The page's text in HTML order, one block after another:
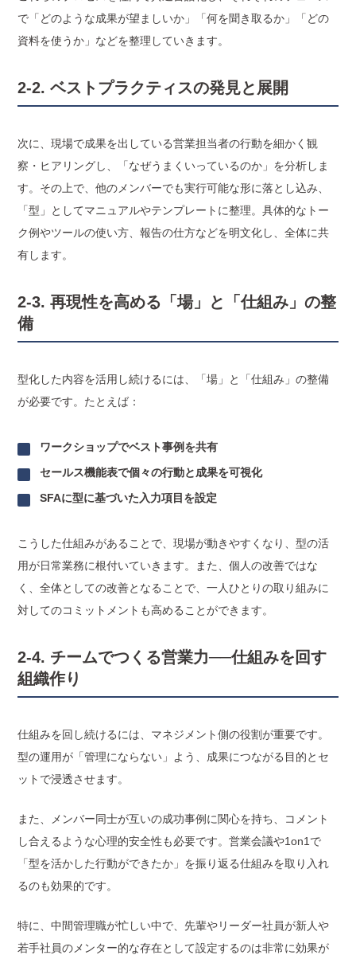
で「どのような成果が望ましいか」「何を聞き取るか」「どの
資料を使うか」などを整理していきます。
2-2. ベストプラクティスの発見と展開
次に、現場で成果を出している営業担当者の行動を細かく観
察・ヒアリングし、「なぜうまくいっているのか」を分析しま
す。その上で、他のメンバーでも実行可能な形に落とし込み、
「型」としてマニュアルやテンプレートに整理。具体的なトー
ク例やツールの使い方、報告の仕方などを明文化し、全体に共
有します。
2-3. 再現性を高める「場」と「仕組み」の整
備
型化した内容を活用し続けるには、「場」と「仕組み」の整備
が必要です。たとえば：
ワークショップでベスト事例を共有
セールス機能表で個々の行動と成果を可視化
SFAに型に基づいた入力項目を設定
こうした仕組みがあることで、現場が動きやすくなり、型の活
用が日常業務に根付いていきます。また、個人の改善ではな
く、全体としての改善となることで、一人ひとりの取り組みに
対してのコミットメントも高めることができます。
2-4. チームでつくる営業力──仕組みを回す
組織作り
仕組みを回し続けるには、マネジメント側の役割が重要です。
型の運用が「管理にならない」よう、成果につながる目的とセ
ットで浸透させます。
また、メンバー同士が互いの成功事例に関心を持ち、コメント
し合えるような心理的安全性も必要です。営業会議や1on1で
「型を活かした行動ができたか」を振り返る仕組みを取り入れ
るのも効果的です。
特に、中間管理職が忙しい中で、先輩やリーダー社員が新人や
若手社員のメンター的な存在として設定するのは非常に効果が